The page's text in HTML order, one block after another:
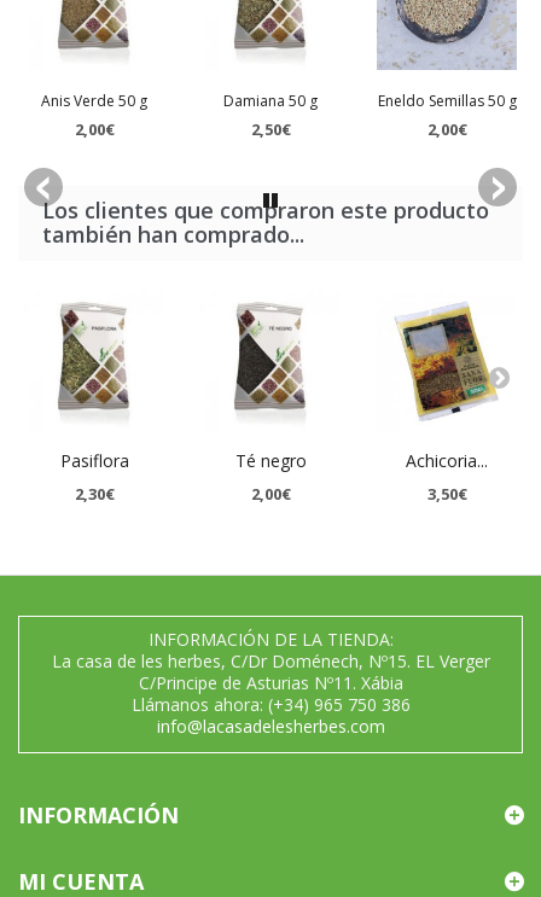
Anis Verde 50 g
2,00€
Damiana 50 g
2,50€
Eneldo Semillas 50 g
2,00€
Los clientes que compraron este producto
también han comprado...
Pasiflora
2,30€
Té negro
2,00€
Achicoria...
3,50€
INFORMACIÓN DE LA TIENDA:
La casa de les herbes, C/Dr Doménech, Nº15. EL Verger
C/Principe de Asturias Nº11. Xábia
Llámanos ahora: (+34) 965 750 386
info@lacasadelesherbes.com
INFORMACIÓN
MI CUENTA